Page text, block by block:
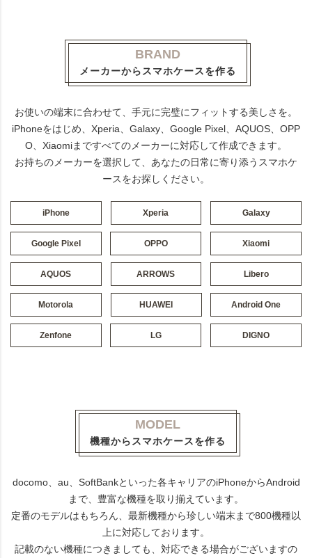
BRAND
メーカーからスマホケースを作る
お使いの端末に合わせて、手元に完璧にフィットする美しさを。
iPhoneをはじめ、Xperia、Galaxy、Google Pixel、AQUOS、OPP
O、Xiaomiまですべてのメーカーに対応して作成できます。
お持ちのメーカーを選択して、あなたの日常に寄り添うスマホケ
ースをお探しください。
iPhone Xperia Galaxy
Google Pixel OPPO Xiaomi
AQUOS ARROWS Libero
Motorola HUAWEI Android One
Zenfone LG DIGNO
MODEL
機種からスマホケースを作る
docomo、au、SoftBankといった各キャリアのiPhoneからAndroid
まで、豊富な機種を取り揃えています。
定番のモデルはもちろん、最新機種から珍しい端末まで800機種以
上に対応しております。
記載のない機種につきましても、対応できる場合がございますの